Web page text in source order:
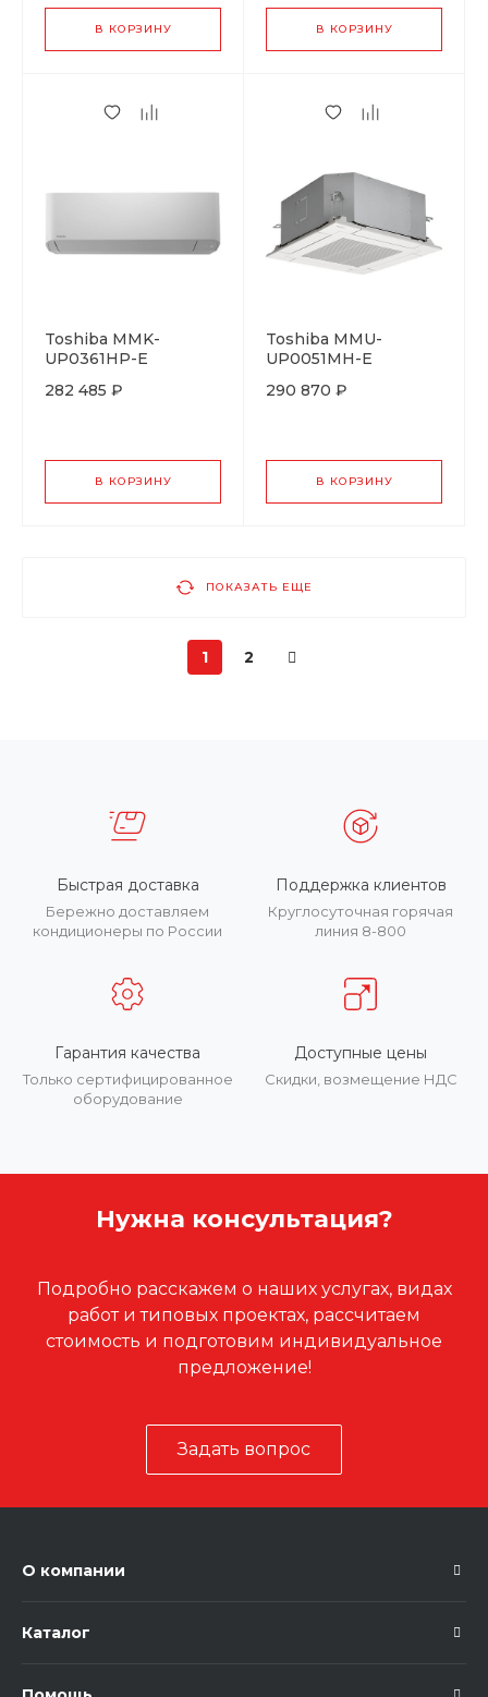
В КОРЗИНУ В КОРЗИНУ
Toshiba MMK-
UP0361HP-E
282 485 ₽
В КОРЗИНУ
Toshiba MMU-
UP0051MH-E
290 870 ₽
В КОРЗИНУ
ПОКАЗАТЬ ЕЩЕ
1 2
Быстрая доставка
Бережно доставляем
кондиционеры по России
Поддержка клиентов
Круглосуточная горячая
линия 8-800
Гарантия качества
Только сертифицированное
оборудование
Доступные цены
Скидки, возмещение НДС
Нужна консультация?
Подробно расскажем о наших услугах, видах
работ и типовых проектах, рассчитаем
стоимость и подготовим индивидуальное
предложение!
Задать вопрос
О компании
Каталог